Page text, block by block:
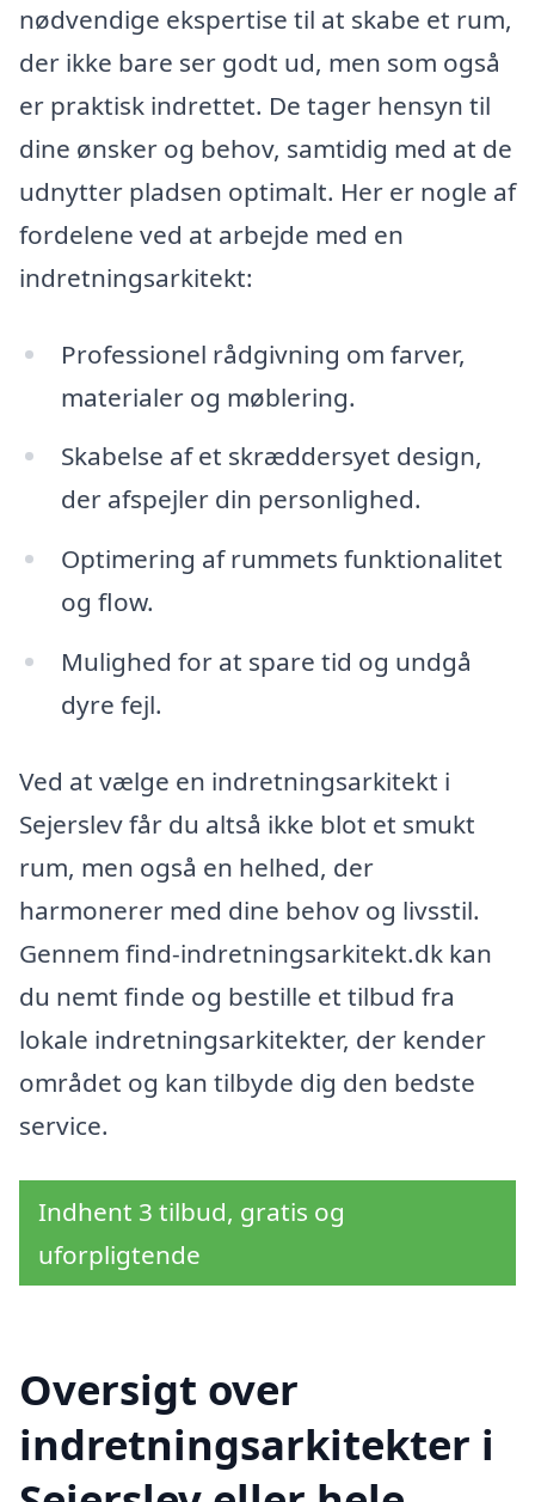
nødvendige ekspertise til at skabe et rum,
der ikke bare ser godt ud, men som også
er praktisk indrettet. De tager hensyn til
dine ønsker og behov, samtidig med at de
udnytter pladsen optimalt. Her er nogle af
fordelene ved at arbejde med en
indretningsarkitekt:
Professionel rådgivning om farver,
materialer og møblering.
Skabelse af et skræddersyet design,
der afspejler din personlighed.
Optimering af rummets funktionalitet
og flow.
Mulighed for at spare tid og undgå
dyre fejl.
Ved at vælge en indretningsarkitekt i
Sejerslev får du altså ikke blot et smukt
rum, men også en helhed, der
harmonerer med dine behov og livsstil.
Gennem find-indretningsarkitekt.dk kan
du nemt finde og bestille et tilbud fra
lokale indretningsarkitekter, der kender
området og kan tilbyde dig den bedste
service.
Indhent 3 tilbud, gratis og
uforpligtende
Oversigt over
indretningsarkitekter i